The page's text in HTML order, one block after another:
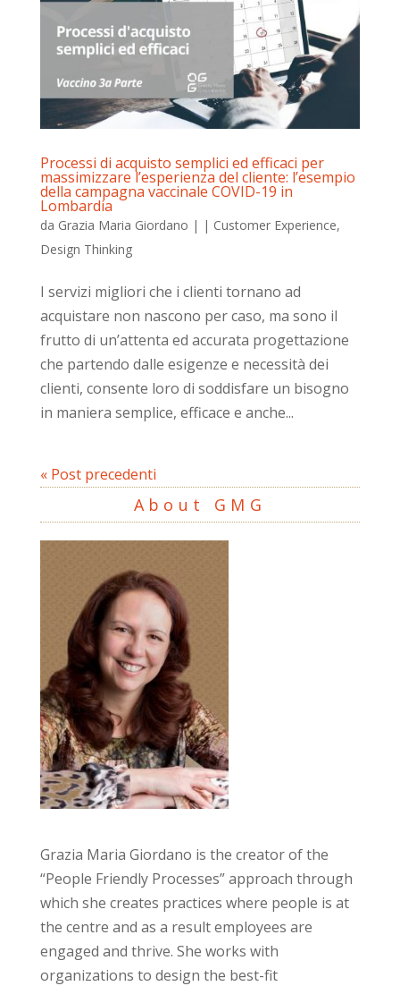
Processi di acquisto semplici ed efficaci per
massimizzare l’esperienza del cliente: l’esempio
della campagna vaccinale COVID-19 in
Lombardia
da Grazia Maria Giordano | | Customer Experience,
Design Thinking
I servizi migliori che i clienti tornano ad
acquistare non nascono per caso, ma sono il
frutto di un’attenta ed accurata progettazione
che partendo dalle esigenze e necessità dei
clienti, consente loro di soddisfare un bisogno
in maniera semplice, efficace e anche...
« Post precedenti
About GMG
Grazia Maria Giordano is the creator of the
“People Friendly Processes” approach through
which she creates practices where people is at
the centre and as a result employees are
engaged and thrive. She works with
organizations to design the best-fit